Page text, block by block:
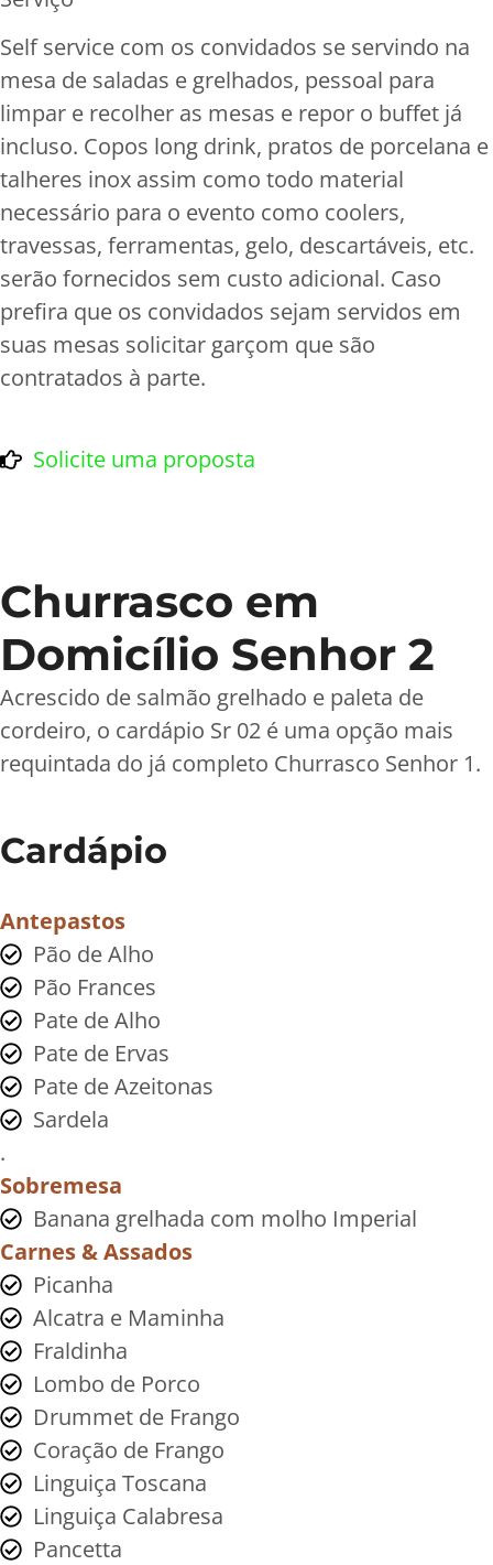
Self service com os convidados se servindo na
mesa de saladas e grelhados, pessoal para
limpar e recolher as mesas e repor o buffet já
incluso. Copos long drink, pratos de porcelana e
talheres inox assim como todo material
necessário para o evento como coolers,
travessas, ferramentas, gelo, descartáveis, etc.
serão fornecidos sem custo adicional. Caso
prefira que os convidados sejam servidos em
suas mesas solicitar garçom que são
contratados à parte.
Solicite uma proposta
Churrasco em
Domicílio Senhor 2
Acrescido de salmão grelhado e paleta de
cordeiro, o cardápio Sr 02 é uma opção mais
requintada do já completo Churrasco Senhor 1.
Cardápio
Antepastos
Pão de Alho
Pão Frances
Pate de Alho
Pate de Ervas
Pate de Azeitonas
Sardela
.
Sobremesa
Banana grelhada com molho Imperial
Carnes & Assados
Picanha
Alcatra e Maminha
Fraldinha
Lombo de Porco
Drummet de Frango
Coração de Frango
Linguiça Toscana
Linguiça Calabresa
Pancetta